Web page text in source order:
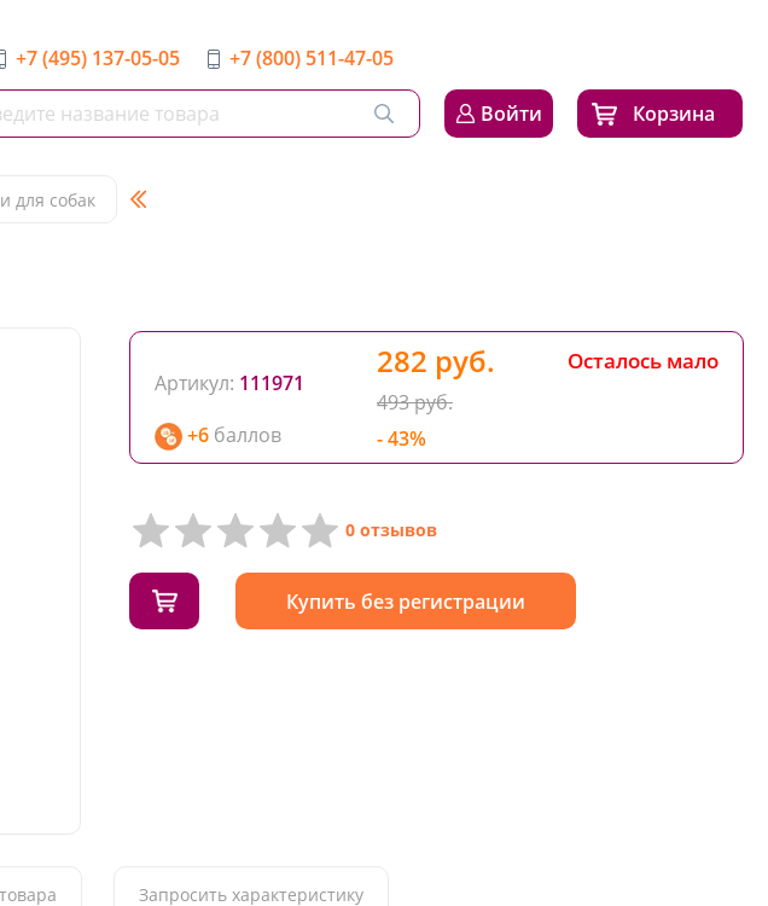
+7 (495) 137-05-05 +7 (800) 511-47-05
Войти Корзина
для собак
Артикул: 111971
+6 баллов
282 руб.
493 руб.
- 43%
Осталось мало
Купить без регистрации
0 отзывов
Запросить характеристику